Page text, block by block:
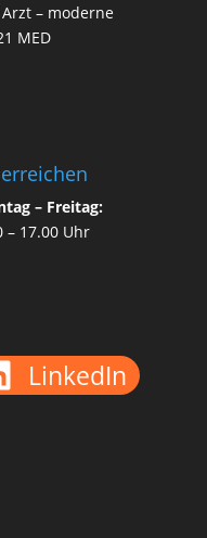
– moderne
MED
– Freitag:
– 17.00 Uhr
LinkedIn